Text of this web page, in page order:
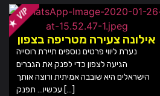
אילונה צעירה מטריפה בצפון
נערת ליווי פרטים נוספים תיירת רוסייה
הגיעה לצפון כדי לפנק את הגברים
הישראלים היא שובבה אמיתית ורוצה אותך
עכשיו… תפנק […]